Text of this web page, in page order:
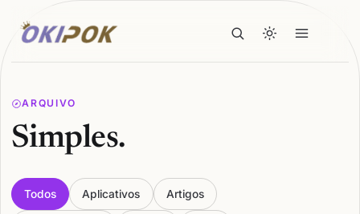
ARQUIVO
Simples.
Todos Aplicativos Artigos